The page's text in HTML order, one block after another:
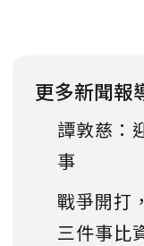
更多新聞報
譚敦慈：
事
戰爭開打
三件事比